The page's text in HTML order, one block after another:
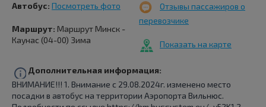
Автобус: Посмотреть фото
Маршрут: Маршрут Минск -
Каунас (04-00) Зима
Отзывы пассажиров о
перевозчике
Показать на карте
Дополнительная информация:
ВНИМАНИЕ!!! 1. Внимание с 29.08.2024г. изменено место
посадки в автобус на территории Аэропорта Вильнюс.